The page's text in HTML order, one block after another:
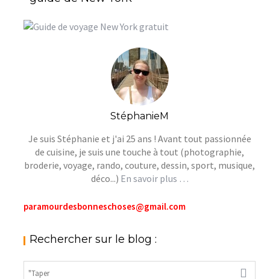
StéphanieM
Je suis Stéphanie et j'ai 25 ans ! Avant tout passionnée
de cuisine, je suis une touche à tout (photographie,
broderie, voyage, rando, couture, dessin, sport, musique,
déco...) En savoir plus …
paramourdesbonneschoses@gmail.com
Rechercher sur le blog :